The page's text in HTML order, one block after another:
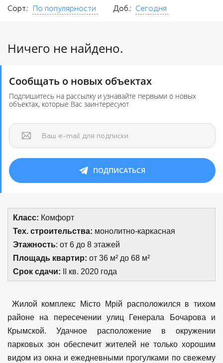
Сорт.: По популярности Доб.: Сегодня
Ничего не найдено.
Сообщать о новых объектах
Подпишитесь на рассылку и узнавайте первыми о новых
объектах, которые Вас заинтересуют
Ваш e-mail для подписки
ПОДПИСАТЬСЯ
Класс: Комфорт
Тех. строительства: монолитно-каркасная
Этажность: от 6 до 8 этажей
Площадь квартир: от 36 м² до 68 м²
Срок сдачи: II кв. 2020 года
Жилой комплекс Місто Мрій расположился в тихом
районе на пересечении улиц Генерала Бочарова и
Крымской. Удачное расположение в окружении
парковых зон обеспечит жителей не только хорошим
видом из окна и ежедневными прогулками по свежему